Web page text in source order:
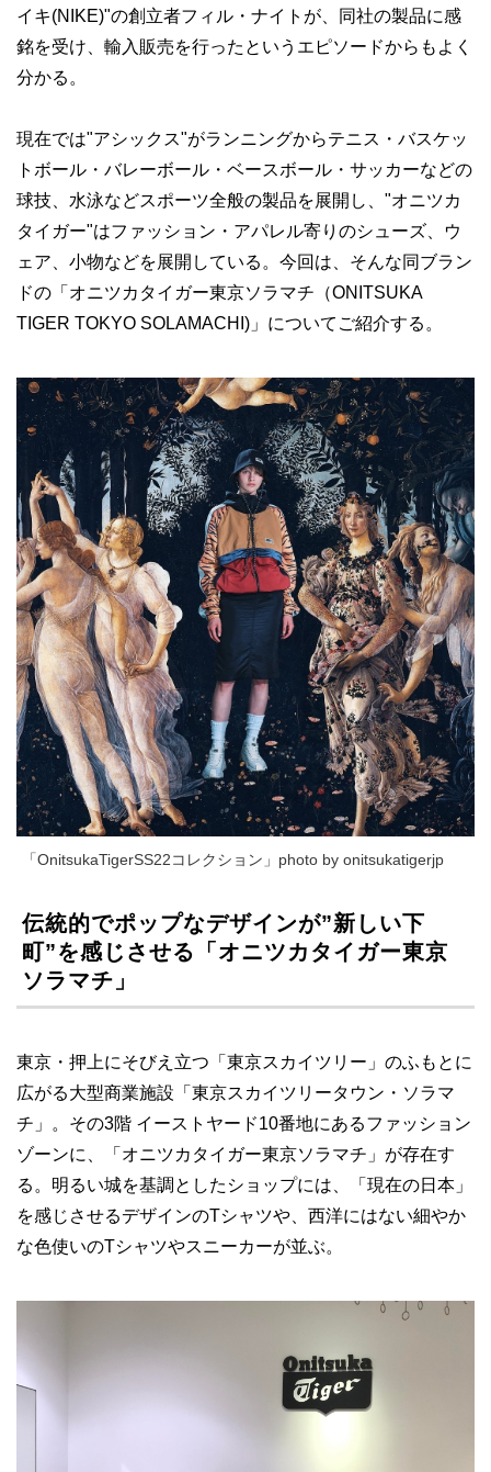
イキ(NIKE)"の創立者フィル・ナイトが、同社の製品に感
銘を受け、輸入販売を行ったというエピソードからもよく
分かる。
現在では"アシックス"がランニングからテニス・バスケッ
トボール・バレーボール・ベースボール・サッカーなどの
球技、水泳などスポーツ全般の製品を展開し、"オニツカ
タイガー"はファッション・アパレル寄りのシューズ、ウ
ェア、小物などを展開している。今回は、そんな同ブラン
ドの「オニツカタイガー東京ソラマチ（ONITSUKA
TIGER TOKYO SOLAMACHI)」についてご紹介する。
「OnitsukaTigerSS22コレクション」photo by onitsukatigerjp
伝統的でポップなデザインが”新しい下
町”を感じさせる「オニツカタイガー東京
ソラマチ」
東京・押上にそびえ立つ「東京スカイツリー」のふもとに
広がる大型商業施設「東京スカイツリータウン・ソラマ
チ」。その3階 イーストヤード10番地にあるファッション
ゾーンに、「オニツカタイガー東京ソラマチ」が存在す
る。明るい城を基調としたショップには、「現在の日本」
を感じさせるデザインのTシャツや、西洋にはない細やか
な色使いのTシャツやスニーカーが並ぶ。